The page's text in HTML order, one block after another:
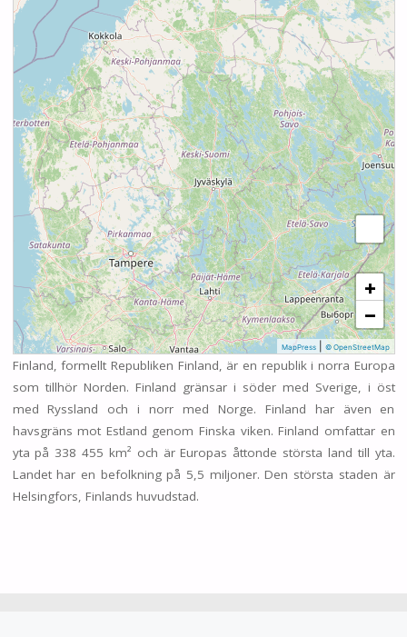
+
−
MapPress| © OpenStreetMap
Finland, formellt Republiken Finland, är en republik i norra Europa
som tillhör Norden. Finland gränsar i söder med Sverige, i öst
med Ryssland och i norr med Norge. Finland har även en
havsgräns mot Estland genom Finska viken. Finland omfattar en
yta på 338 455 km² och är Europas åttonde största land till yta.
Landet har en befolkning på 5,5 miljoner. Den största staden är
Helsingfors, Finlands huvudstad.